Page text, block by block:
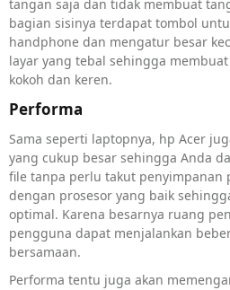
tangan saja dan tidak membuat
bagian sisinya terdapat tombol
handphone dan mengatur besar
layar yang tebal sehingga
kokoh dan keren.
Performa
Sama seperti laptopnya, hp Acer
yang cukup besar sehingga Anda
file tanpa perlu takut penyimpanan
dengan prosesor yang baik
optimal. Karena besarnya ruang
pengguna dapat menjalankan
bersamaan.
Performa tentu juga akan